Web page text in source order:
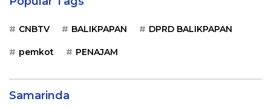
CNBTV BALIKPAPAN DPRD BALIKPAPAN
pemkot PENAJAM
Samarinda